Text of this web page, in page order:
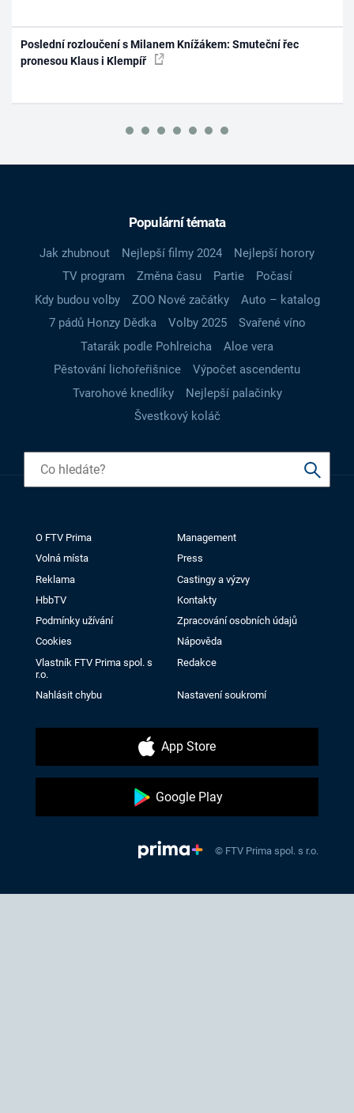
Poslední rozloučení s Milanem Knížákem: Smuteční řec
pronesou Klaus i Klempíř
Populární témata
Jak zhubnout Nejlepší filmy 2024
Nejlepší horory
TV program
Změna času Partie
Počasí
Kdy budou volby
ZOO Nové začátky
Auto – katalog
7 pádů Honzy Dědka
Volby 2025
Svařené víno
Tatarák podle Pohlreicha
Aloe vera
Pěstování lichořeřišnice
Výpočet ascendentu
Tvarohové knedlíky
Nejlepší palačinky
Švestkový koláč
O FTV Prima
Management
Volná místa
Press
Reklama
Castingy a výzvy
HbbTV
Kontakty
Podmínky užívání
Zpracování osobních údajů
Cookies
Nápověda
Vlastník FTV Prima spol. s
r.o.
Redakce
Nahlásit chybu Nastavení soukromí
App Store
Google Play
© FTV Prima spol. s r.o.